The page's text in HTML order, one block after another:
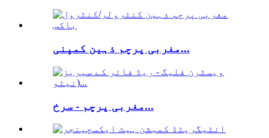
مغربی پرچم ذہین کمپنی...
مغربی پرچم - سرخ...